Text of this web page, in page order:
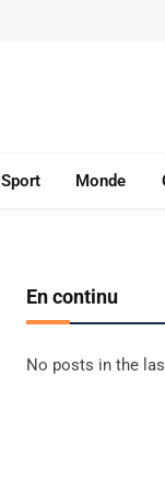
Sport Monde
En continu
No posts in the